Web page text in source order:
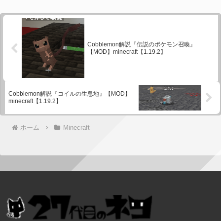
Cobblemon解説『伝説のポケモン召喚』
【MOD】minecraft【1.19.2】
Cobblemon解説『コイルの生息地』【MOD】
minecraft【1.19.2】
ホーム Minecraft